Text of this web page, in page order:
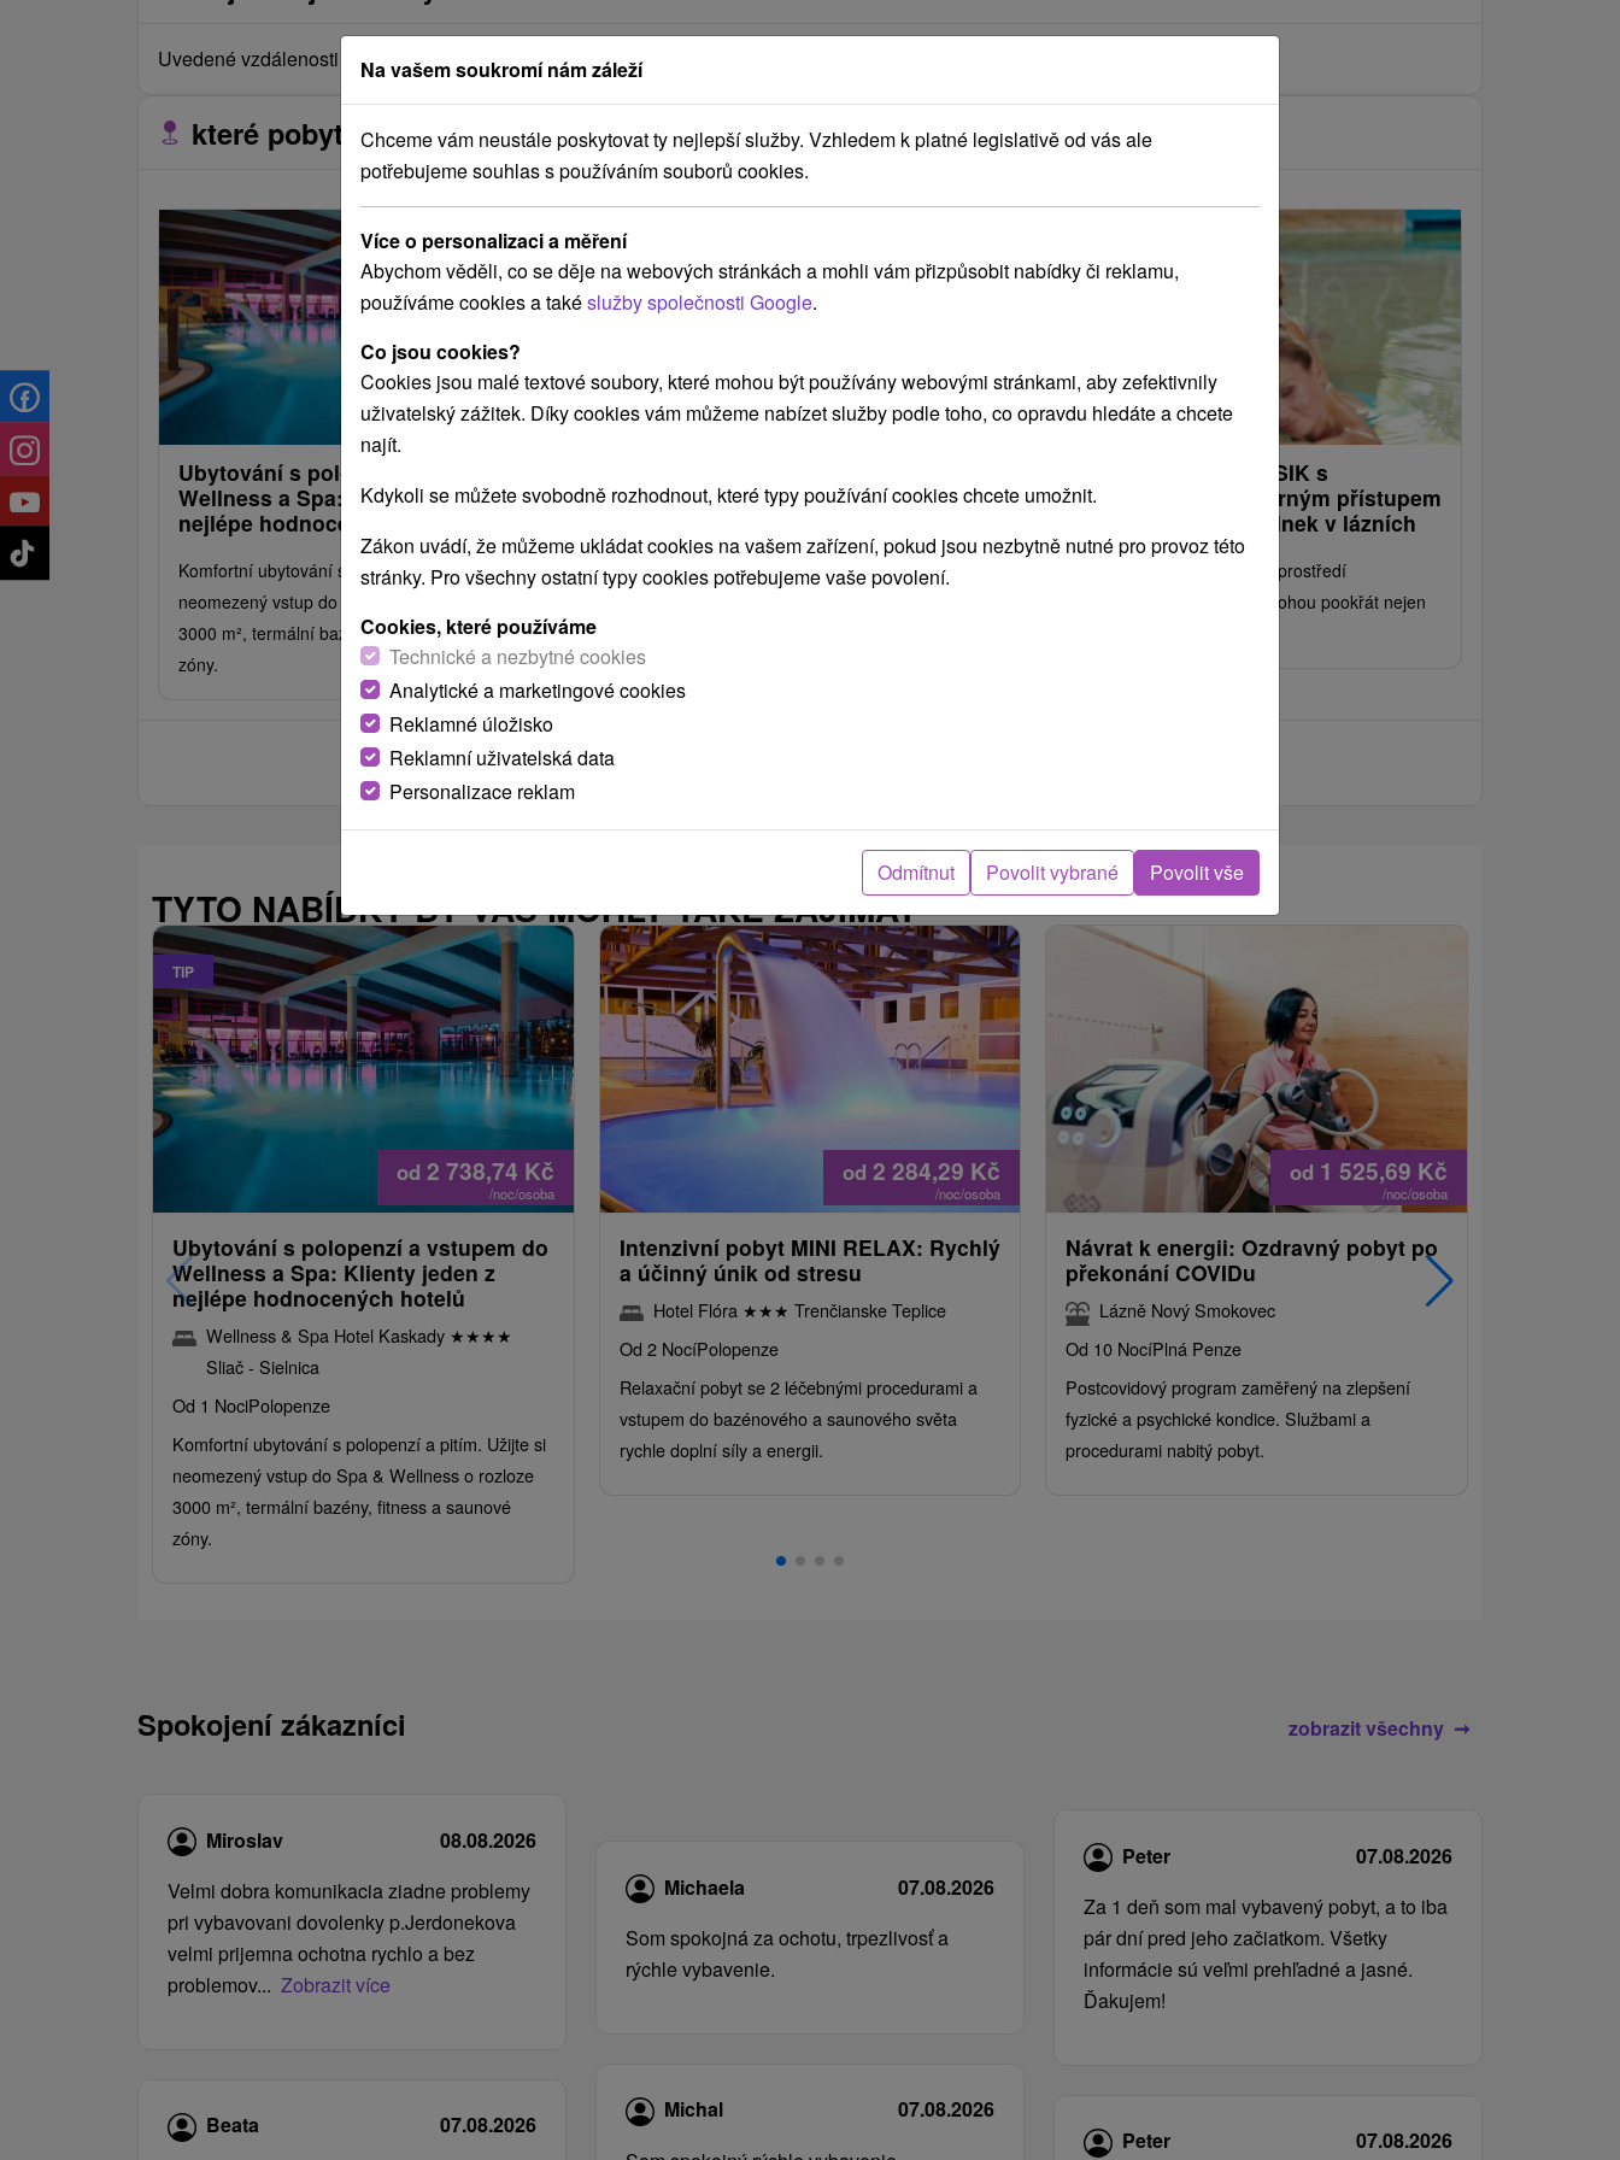
Uvedené vzdálenosti jsou měřeny vzdušnou čarou, skutečná délka cesty může být jiná.
které pobyty se nacházejí v blízkosti?
Ubytování s polopenzí a vstupem do
Wellness a Spa: Klienty jeden z
nejlépe hodnocených hotelů
Komfortní ubytování s polopenzí a pitím. Užijte si
neomezený vstup do Spa & Wellness o rozloze
3000 m², termální bazény, fitness a saunové
zóny.
relax pobyt: Dopřejte si odpočinek,
Dopřejte svému tělu odbornou péči se vstupní
Lázeňský pobyt KLASIK s
individuálním a odborným přístupem
lékaře: Léčivý odpočinek v lázních
Léčebné procedury a klidné prostředí
nádherného parku vám pomohou pookřát nejen
TYTO NABÍDKY BY VÁS MOHLY TAKÉ ZAJÍMAT
TIP
od 2 738,74 Kč
/noc/osoba
Ubytování s polopenzí a vstupem do
Wellness a Spa: Klienty jeden z
nejlépe hodnocených hotelů
Wellness & Spa Hotel Kaskady ★★★★
Sliač - Sielnica
Od 1 NociPolopenze
Komfortní ubytování s polopenzí a pitím. Užijte si
neomezený vstup do Spa & Wellness o rozloze
3000 m², termální bazény, fitness a saunové
zóny.
od 2 284,29 Kč
/noc/osoba
Intenzivní pobyt MINI RELAX: Rychlý
a účinný únik od stresu
Hotel Flóra ★★★ Trenčianske Teplice
Od 2 NocíPolopenze
Relaxační pobyt se 2 léčebnými procedurami a
vstupem do bazénového a saunového světa
rychle doplní síly a energii.
od 1 525,69 Kč
/noc/osoba
Návrat k energii: Ozdravný pobyt po
překonání COVIDu
Lázně Nový Smokovec
Od 10 NocíPlná Penze
Postcovidový program zaměřený na zlepšení
fyzické a psychické kondice. Službami a
procedurami nabitý pobyt.
Spokojení zákazníci zobrazit všechny
Miroslav
08.08.2026
Velmi dobra komunikacia ziadne problemy
pri vybavovani dovolenky p.Jerdonekova
velmi prijemna ochotna rychlo a bez
problemov... Zobrazit více
Beata 07.08.2026
Michaela
07.08.2026
Som spokojná za ochotu, trpezlivosť a
rýchle vybavenie.
Michal
07.08.2026
Peter
07.08.2026
Za 1 deň som mal vybavený pobyt, a to iba
pár dní pred jeho začiatkom. Všetky
informácie sú veľmi prehľadné a jasné.
Ďakujem!
Peter 07.08.2026
Na vašem soukromí nám záleží
Chceme vám neustále poskytovat ty nejlepší služby. Vzhledem k platné legislativě od vás ale
potřebujeme souhlas s používáním souborů cookies.
Více o personalizaci a měření
Abychom věděli, co se děje na webových stránkách a mohli vám přizpůsobit nabídky či reklamu,
používáme cookies a takéslužby společnosti Google.
Co jsou cookies?
Cookies jsou malé textové soubory, které mohou být používány webovými stránkami, aby zefektivnily
uživatelský zážitek. Díky cookies vám můžeme nabízet služby podle toho, co opravdu hledáte a chcete
najít.
Kdykoli se můžete svobodně rozhodnout, které typy používání cookies chcete umožnit.
Zákon uvádí, že můžeme ukládat cookies na vašem zařízení, pokud jsou nezbytně nutné pro provoz této
stránky. Pro všechny ostatní typy cookies potřebujeme vaše povolení.
Cookies, které používáme
Technické a nezbytné cookies
Analytické a marketingové cookies
Reklamné úložisko
Reklamní uživatelská data
Personalizace reklam
Odmítnut Povolit vybrané Povolit vše